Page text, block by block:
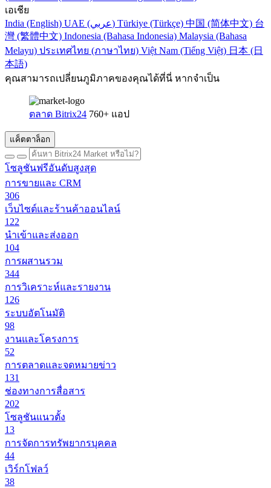
เอเชีย
India (English)
UAE (عربي) Türkiye (Türkçe) 中国 (简体中文) 台
灣 (繁體中文) Indonesia (Bahasa Indonesia) Malaysia (Bahasa
Melayu) ประเทศไทย (ภาษาไทย) Việt Nam (Tiếng Việt) 日本 (日
本語)
คุณสามารถเปลี่ยนภูมิภาคของคุณได้ที่นี่ หากจำเป็น
ตลาด Bitrix24 760+ แอป
แค็ตตาล็อก
โซลูชันฟรีอันดับสูงสุด
การขายและ CRM
306
เว็บไซต์และร้านค้าออนไลน์
122
นำเข้าและส่งออก
104
การผสานรวม
344
การวิเคราะห์และรายงาน
126
ระบบอัตโนมัติ
98
งานและโครงการ
52
การตลาดและจดหมายข่าว
131
ช่องทางการสื่อสาร
202
โซลูชันแนวตั้ง
13
การจัดการทรัพยากรบุคคล
44
เวิร์กโฟลว์
38